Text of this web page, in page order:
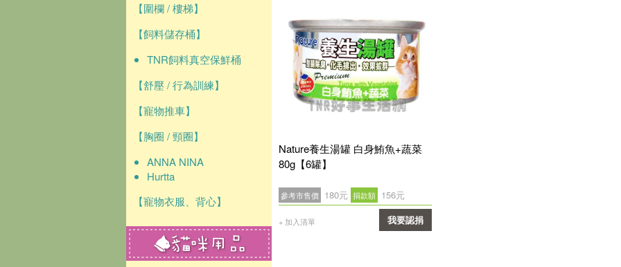
【圍欄 / 樓梯】
【飼料儲存桶】
TNR飼料真空保鮮桶
【舒壓 / 行為訓練】
【寵物推車】
【胸圈 / 頸圈】
ANNA NINA
Hurtta
【寵物衣服、背心】
Nature養生湯罐 白身鮪魚+蔬菜
80g【6罐】
參考市售價 180元 捐款額 156元
+ 加入清單 我要認捐